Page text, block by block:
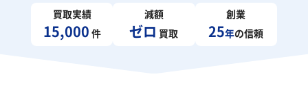
買取実績
15,000 件
減額
ゼロ 買取
創業
25年の信頼